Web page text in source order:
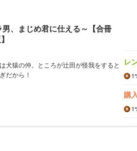
、まじめ君に仕える～【合冊
犬猿の仲。ところが辻田が怪我をすると
だから！
レ
購